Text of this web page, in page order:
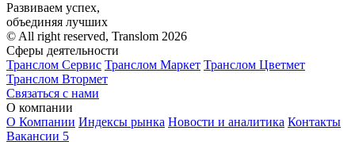
Развиваем успех,
объединяя лучших
© All right reserved, Translom 2026
Сферы деятельности
Транслом Сервис Транслом Маркет Транслом Цветмет
Транслом Втормет
Связаться с нами
О компании
О Компании Индексы рынка Новости и аналитика Контакты
Вакансии 5